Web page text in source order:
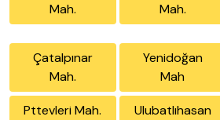
Mah.
Mah.
Çatalpınar
Mah.
Yenidoğan
Mah
Pttevleri Mah.
Ulubatlıhasan